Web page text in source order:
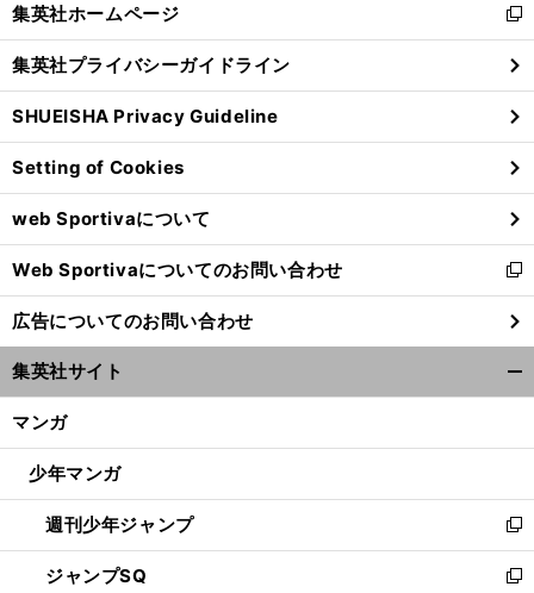
閉
る
集英社ホームページ
新
し
い
ウ
ィ
ン
ド
ウ
で
開
く
集英社プライバシーガイドライン
SHUEISHA Privacy Guideline
Setting of Cookies
web Sportivaについて
Web Sportivaについてのお問い合わせ
新
し
い
ウ
ィ
ン
ウ
開
く
広告についてのお問い合わせ
集英社サイト
マンガ
少年マンガ
週刊少年ジャンプ
新
し
い
ジャンプSQ
新